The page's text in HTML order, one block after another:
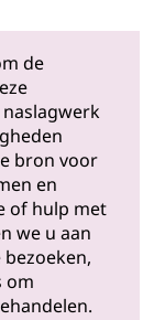
de
bron voor
en
of hulp met
we u aan
om